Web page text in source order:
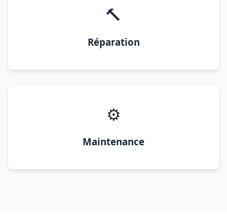
🔨
Réparation
⚙️
Maintenance